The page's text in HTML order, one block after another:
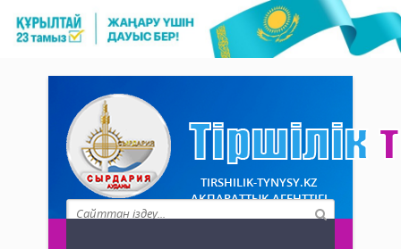
TIRSHILIK-TYNYSY.KZ
АҚПАРАТТЫҚ АГЕНТТІГІ